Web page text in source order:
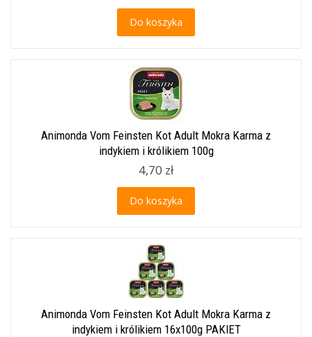
Do koszyka
Animonda Vom Feinsten Kot Adult Mokra Karma z
indykiem i królikiem 100g
4,70 zł
Do koszyka
Animonda Vom Feinsten Kot Adult Mokra Karma z
indykiem i królikiem 16x100g PAKIET